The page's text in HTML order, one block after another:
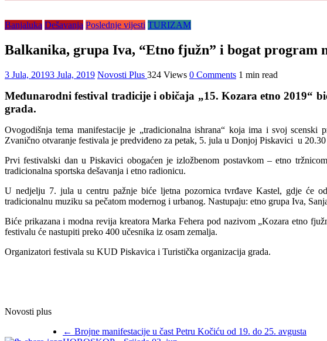
Banjaluka Dešavanja Poslednje vijesti TURIZAM
Balkanika, grupa Iva, “Etno fjužn” i bogat program
3 Jula, 20193 Jula, 2019 Novosti Plus 324 Views 0 Comments 1 min read
Međunarodni festival tradicije i običaja „15. Kozara etno 2019“
grada.
Ovogodišnja tema manifestacije je „tradicionalna ishrana“ koja ima i svoj
Zvanično otvaranje festivala je predviđeno za petak, 5. jula u Donjoj Piskavici u 20.30
Prvi festivalski dan u Piskavici obogaćen je izložbenom postavkom – etno
tradicionalna sportska dešavanja i etno radionicu.
U nedjelju 7. jula u centru pažnje biće ljetna pozornica tvrđave Kastel, gdje će
tradicionalnu muziku sa pečatom modernog i urbanog. Nastupaju: etno grupa Iva,
Biće prikazana i modna revija kreatora Marka Fehera pod nazivom „Kozara etno
festivalu će nastupiti preko 400 učesnika iz osam zemalja.
Organizatori festivala su KUD Piskavica i Turistička organizacija grada.
Novosti plus
← Brojne manifestacije u čast Petru Kočiću od 19. do 25. avgusta